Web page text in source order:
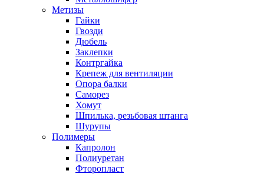
Метизы
Гайки
Гвозди
Дюбель
Заклепки
Контргайка
Крепеж для вентиляции
Опора балки
Саморез
Хомут
Шпилька, резьбовая штанга
Шурупы
Полимеры
Капролон
Полиуретан
Фторопласт